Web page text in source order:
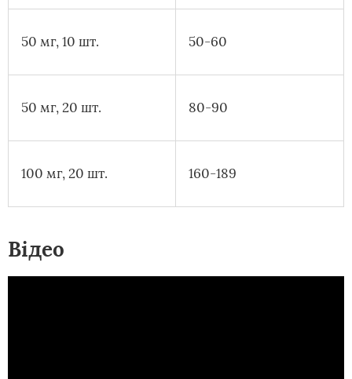
50 мг, 10 шт. 50-60
50 мг, 20 шт. 80-90
100 мг, 20 шт. 160-189
Відео